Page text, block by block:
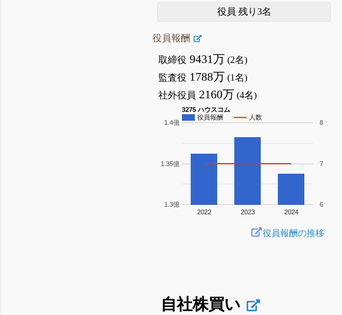
役員 残り3名
役員報酬
取締役 9431万 (2名)
監査役 1788万 (1名)
社外役員 2160万 (4名)
3275 ハウスコム
役員報酬
人数
2022 2023 2024
1.3億
1.35億
1.4億
6
7
8
役員報酬の推移
自社株買い